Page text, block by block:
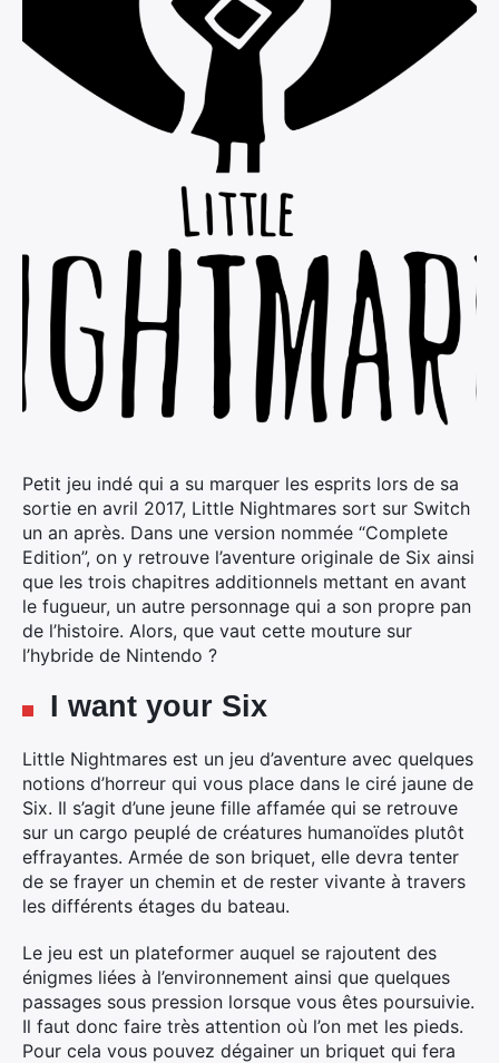
Petit jeu indé qui a su marquer les esprits lors de sa
sortie en avril 2017, Little Nightmares sort sur Switch
un an après. Dans une version nommée “Complete
Edition”, on y retrouve l’aventure originale de Six ainsi
que les trois chapitres additionnels mettant en avant
le fugueur, un autre personnage qui a son propre pan
de l’histoire. Alors, que vaut cette mouture sur
l’hybride de Nintendo ?
I want your Six
Little Nightmares est un jeu d’aventure avec quelques
notions d’horreur qui vous place dans le ciré jaune de
Six. Il s’agit d’une jeune fille affamée qui se retrouve
sur un cargo peuplé de créatures humanoïdes plutôt
effrayantes. Armée de son briquet, elle devra tenter
de se frayer un chemin et de rester vivante à travers
les différents étages du bateau.
Le jeu est un plateformer auquel se rajoutent des
énigmes liées à l’environnement ainsi que quelques
passages sous pression lorsque vous êtes poursuivie.
Il faut donc faire très attention où l’on met les pieds.
Pour cela vous pouvez dégainer un briquet qui fera